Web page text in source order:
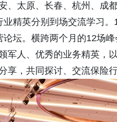
、太原、长春、杭州、成
精英分别到场交流学习
坛。横跨两个月的12场
军人、优秀的业务精英，
享，共同探讨、交流保险